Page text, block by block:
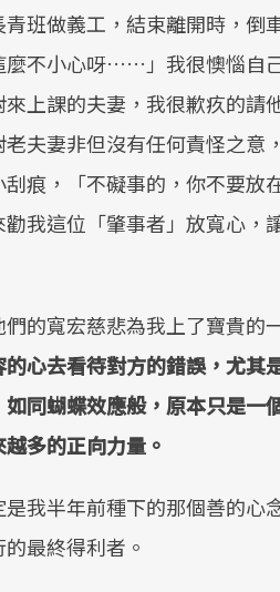
班做義工，結束離開時，倒
麼不小心呀……」我很懊惱自
上課的夫妻，我很歉疚的請
夫妻非但沒有任何責怪之意
刮痕，「不礙事的，你不要
勸我這位「肇事者」放寬心
的寬宏慈悲為我上了寶貴的
心去看待對方的錯誤，尤其
同蝴蝶效應般，原本只是一
多的正向力量。
我半年前種下的那個善的心
最終得利者。